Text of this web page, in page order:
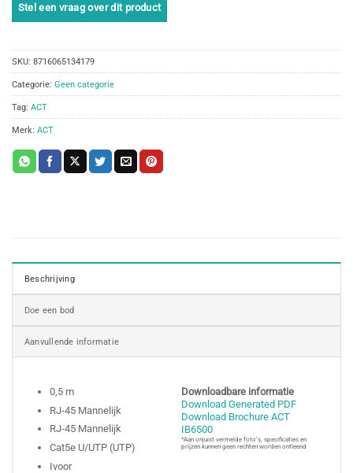
SKU: 8716065134179
Categorie: Geen categorie
Tag: ACT
Merk: ACT
Beschrijving
Doe een bod
Aanvullende informatie
0,5 m
RJ-45 Mannelijk
RJ-45 Mannelijk
Cat5e U/UTP (UTP)
Ivoor
Downloadbare informatie
Download Generated PDF
Download Brochure ACT
IB6500
*Aan onjuist vermelde foto’s, specificaties en
prijzen kunnen geen rechten worden ontleend